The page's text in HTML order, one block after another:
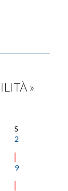
»
S
2
9